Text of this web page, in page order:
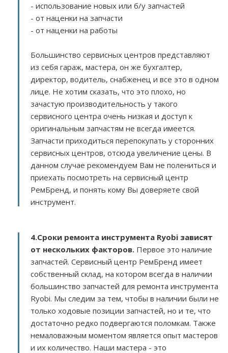
- использование новых или б/у запчастей
- от наценки на запчасти
- от наценки на работы
Большинство сервисных центров представляют
из себя гараж, мастера, он же бухгалтер,
директор, водитель, снабженец и все это в одном
лице. Не хотим сказать, что это плохо, но
зачастую производительность у такого
сервисного центра очень низкая и доступ к
оригинальным запчастям не всегда имеется.
Запчасти приходиться перепокупать у сторонних
сервисных центров, отсюда увеличение цены. В
данном случае рекомендуем Вам не полениться и
приехать посмотреть на сервисный центр
РемБренд, и понять кому Вы доверяете свой
инструмент.
4.Сроки ремонта инструмента Ryobi зависят
от нескольких факторов. Первое это наличие
запчастей. Сервисный центр РемБренд имеет
собственный склад, на котором всегда в наличии
большинство запчастей для ремонта инструмента
Ryobi. Мы следим за тем, чтобы в наличии были не
только ходовые позиции запчастей, но и те, что
достаточно редко подвергаются поломкам. Также
немаловажным моментом является опыт мастеров
и их количество. Наши мастера - это